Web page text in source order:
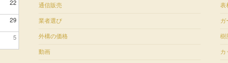
22
29
5
通信販売
業者選び
外構の価格
動画
表
ガ
樹
カ